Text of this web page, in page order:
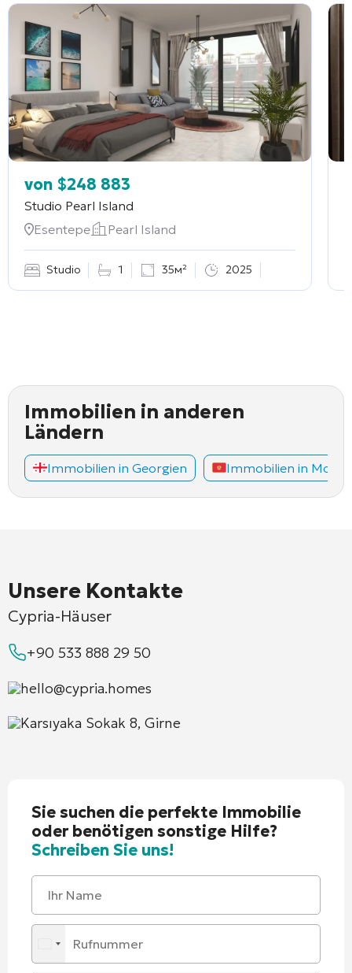
von $248 883
Studio Pearl Island
Esentepe
Pearl Island
Studio 1 35м² 2025
Immobilien in anderen
Ländern
Immobilien in Georgien Immobilien in
Unsere Kontakte
Cypria-Häuser
+90 533 888 29 50
hello@cypria.homes
Karsıyaka Sokak 8, Girne
Sie suchen die perfekte Immobilie
oder benötigen sonstige Hilfe?
Schreiben Sie uns!